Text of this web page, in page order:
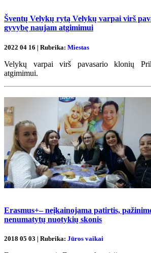
Šventų Velykų rytą Velykų varpai virš
gyvybę naujam atgimimui
2022 04 16 | Rubrika: Miestas
Velykų varpai virš pavasario klonių
atgimimui.
Erasmus+– neįkainojama patirtis,
nenumatytų nuotykių skonis
2018 05 03 | Rubrika: Jūros vaikai